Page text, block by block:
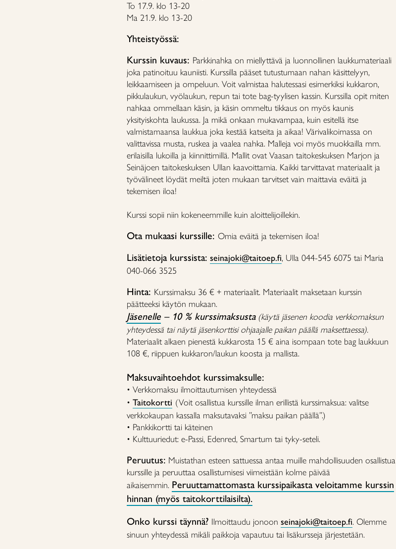
To 17.9. klo 13-20
Ma 21.9. klo 13-20
Yhteistyössä:
Kurssin kuvaus: Parkkinahka on miellyttävä ja luonnollinen laukkumateriaali
joka patinoituu kauniisti. Kurssilla pääset tutustumaan nahan käsittelyyn,
leikkaamiseen ja ompeluun. Voit valmistaa halutessasi esimerkiksi kukkaron,
pikkulaukun, vyölaukun, repun tai tote bag-tyylisen kassin. Kurssilla opit miten
nahkaa ommellaan käsin, ja käsin ommeltu tikkaus on myös kaunis
yksityiskohta laukussa. Ja mikä onkaan mukavampaa, kuin esitellä itse
valmistamaansa laukkua joka kestää katseita ja aikaa! Värivalikoimassa on
valittavissa musta, ruskea ja vaalea nahka. Malleja voi myös muokkailla mm.
erilaisilla lukoilla ja kiinnittimillä. Mallit ovat Vaasan taitokeskuksen Marjon ja
Seinäjoen taitokeskuksen Ullan kaavoittamia. Kaikki tarvittavat materiaalit ja
työvälineet löydät meiltä joten mukaan tarvitset vain maittavia eväitä ja
tekemisen iloa!
Kurssi sopii niin kokeneemmille kuin aloittelijoillekin.
Ota mukaasi kurssille: Omia eväitä ja tekemisen iloa!
Lisätietoja kurssista: seinajoki@taitoep.fi, Ulla 044-545 6075 tai Maria
040-066 3525
Hinta: Kurssimaksu 36 € + materiaalit. Materiaalit maksetaan kurssin
päätteeksi käytön mukaan.
Jäsenelle– 10 % kurssimaksusta (käytä jäsenen koodia verkkomaksun
yhteydessä tai näytä jäsenkorttisi ohjaajalle paikan päällä maksettaessa).
Materiaalit alkaen pienestä kukkarosta 15 € aina isompaan tote bag laukkuun
108 €, riippuen kukkaron/laukun koosta ja mallista.
Maksuvaihtoehdot kurssimaksulle:
• Verkkomaksu ilmoittautumisen yhteydessä
• Taitokortti (Voit osallistua kurssille ilman erillistä kurssimaksua: valitse
verkkokaupan kassalla maksutavaksi ”maksu paikan päällä”.)
• Pankkikortti tai käteinen
• Kulttuuriedut: e-Passi, Edenred, Smartum tai tyky-seteli.
Peruutus: Muistathan esteen sattuessa antaa muille mahdollisuuden osallistua
kurssille ja peruuttaa osallistumisesi viimeistään kolme päivää
aikaisemmin. Peruuttamattomasta kurssipaikasta veloitamme kurssin
hinnan (myös taitokorttilaisilta).
Onko kurssi täynnä? Ilmoittaudu jonoon seinajoki@taitoep.fi. Olemme
sinuun yhteydessä mikäli paikkoja vapautuu tai lisäkursseja järjestetään.